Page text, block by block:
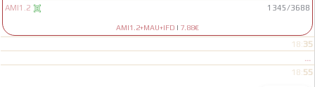
AMI1.2  1345/3688
AMI1.2+MAU+IFD | 7.88€
18:35
...
18:55